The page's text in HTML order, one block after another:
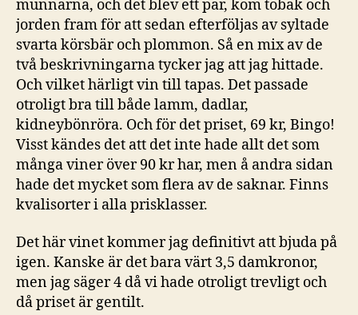
munnarna, och det blev ett par, kom tobak och
jorden fram för att sedan efterföljas av syltade
svarta körsbär och plommon. Så en mix av de
två beskrivningarna tycker jag att jag hittade.
Och vilket härligt vin till tapas. Det passade
otroligt bra till både lamm, dadlar,
kidneybönröra. Och för det priset, 69 kr, Bingo!
Visst kändes det att det inte hade allt det som
många viner över 90 kr har, men å andra sidan
hade det mycket som flera av de saknar. Finns
kvalisorter i alla prisklasser.
Det här vinet kommer jag definitivt att bjuda på
igen. Kanske är det bara värt 3,5 damkronor,
men jag säger 4 då vi hade otroligt trevligt och
då priset är gentilt.